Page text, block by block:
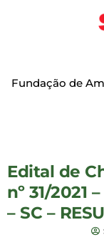
Fundação de
Edital de
nº 31/2021
– SC –